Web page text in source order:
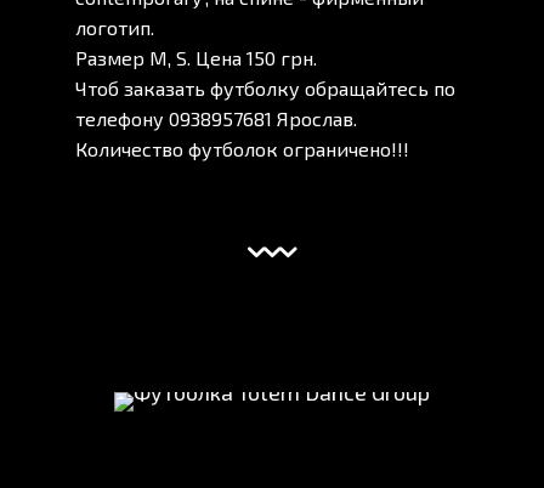
логотип.
Размер М, S. Цена 150 грн.
Чтоб заказать футболку обращайтесь по
телефону 0938957681 Ярослав.
Количество футболок ограничено!!!